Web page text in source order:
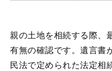
親の土地を相続する際、
有無の確認です。遺言書
民法で定められた法定相